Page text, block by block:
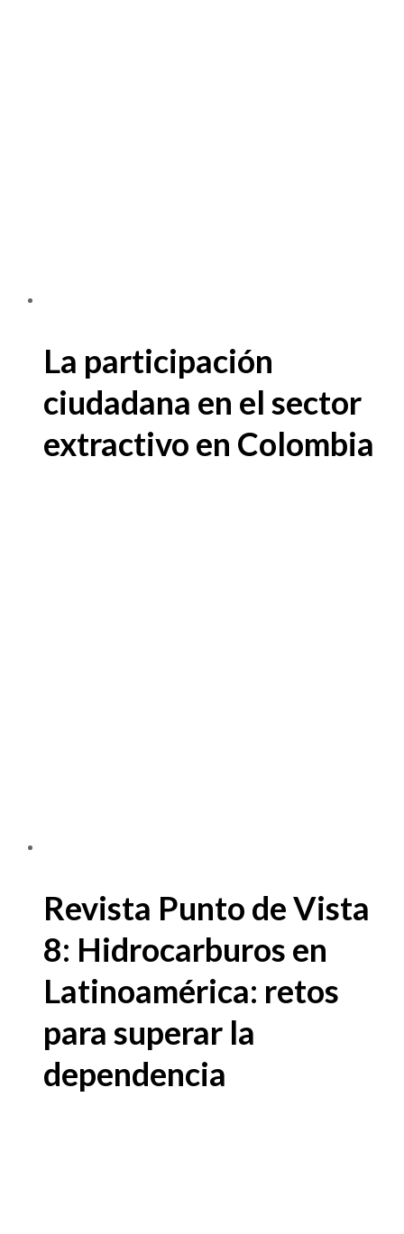
La participación
ciudadana en el sector
extractivo en Colombia
Revista Punto de Vista
8: Hidrocarburos en
Latinoamérica: retos
para superar la
dependencia